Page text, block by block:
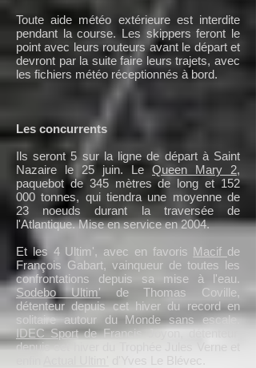
Toute aide météo extérieure est interdite
pendant la course. Les skippers feront le
point avec leurs routeurs avant le départ et
devront par la suite faire leurs trajets, avec
les fichiers météo réceptionnés à bord.
Les concurrents
Ils seront 5 sur la ligne de départ à Saint
Nazaire le 25 juin. Le Queen Mary 2,
paquebot de 345 mètres de long et 152
000 tonnes, qui tiendra une moyenne de
23 noeuds durant la traversée de
l'Atlantique. Mise en service en 2004.
Et les 4 Ultim', avec en favoris Macif de
François Gabart, vainqueur de toutes les
confrontations depuis sa mise à l'eau.
Sodebo Ultim'de Thomas Coville,
détenteur depuis cet hiver du record en
solitaire autour du Monde sans escale.
IDEC Sportde Francis Joyon, détenteur
depuis cet hiver du Trophée Jules Verne et
d'Yves Le Blévec.